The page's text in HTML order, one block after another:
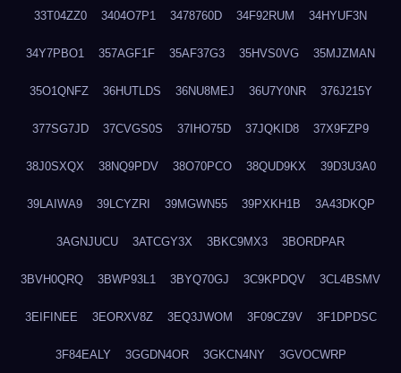
33T04ZZ0 3404O7P1 3478760D 34F92RUM 34HYUF3N
34Y7PBO1 357AGF1F 35AF37G3 35HVS0VG 35MJZMAN
35O1QNFZ 36HUTLDS 36NU8MEJ 36U7Y0NR 376J215Y
377SG7JD 37CVGS0S 37IHO75D 37JQKID8 37X9FZP9
38J0SXQX 38NQ9PDV 38O70PCO 38QUD9KX 39D3U3A0
39LAIWA9 39LCYZRI 39MGWN55 39PXKH1B 3A43DKQP
3AGNJUCU 3ATCGY3X 3BKC9MX3 3BORDPAR
3BVH0QRQ 3BWP93L1 3BYQ70GJ 3C9KPDQV 3CL4BSMV
3EIFINEE 3EORXV8Z 3EQ3JWOM 3F09CZ9V 3F1DPDSC
3F84EALY 3GGDN4OR 3GKCN4NY 3GVOCWRP